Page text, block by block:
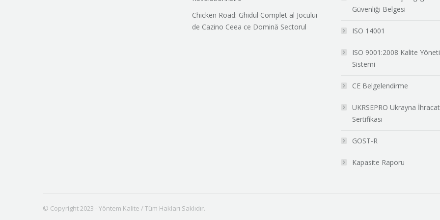
Chicken Road: Ghidul Complet al Jocului
de Cazino Ceea ce Domină Sectorul
Güvenliği Belgesi
ISO 14001
ISO 9001:2008 Kalite
Sistemi
CE Belgelendirme
UKRSEPRO Ukrayna İhracat
Sertifikası
GOST-R
Kapasite Raporu
© Copyright 2023 - Yöntem Kalite / Tüm Hakları Saklıdır.